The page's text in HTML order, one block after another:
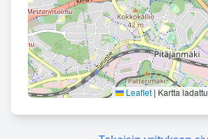
Leaflet| Kartta